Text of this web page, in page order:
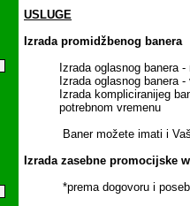
USLUGE
Izrada promidžbenog banera
Izrada oglasnog banera -
Izrada oglasnog banera -
Izrada kompliciranijeg
potrebnom vremenu
Baner možete imati i Vaš,
Izrada zasebne promocijske
*prema dogovoru i